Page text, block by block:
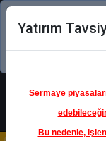
Yatırım
Sermaye
Bu nedenle,